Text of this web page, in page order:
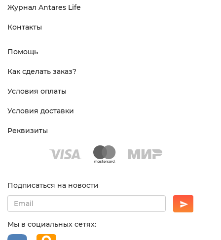
Журнал Antares Life
Контакты
Помощь
Как сделать заказ?
Условия оплаты
Условия доставки
Реквизиты
Подписаться на новости
Мы в социальных сетях: